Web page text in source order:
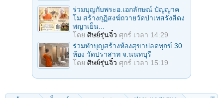
ร่วมบุญกับพระอ.เอกลักษณ์ ปัญญาค
โม สร้างกุฏิสงฆ์ถวายวัดป่าเทสรังสีดง
พญาเย็น...
โดย ศิษย์รุ่นจิ๋ว ศุกร์ เวลา 14:29
ร่วมทําบุญสร้างห้องสุขาปลดทุกข์ 30
ห้อง วัดปราสาท จ.นนทบุรี
โดย ศิษย์รุ่นจิ๋ว ศุกร์ เวลา 15:19